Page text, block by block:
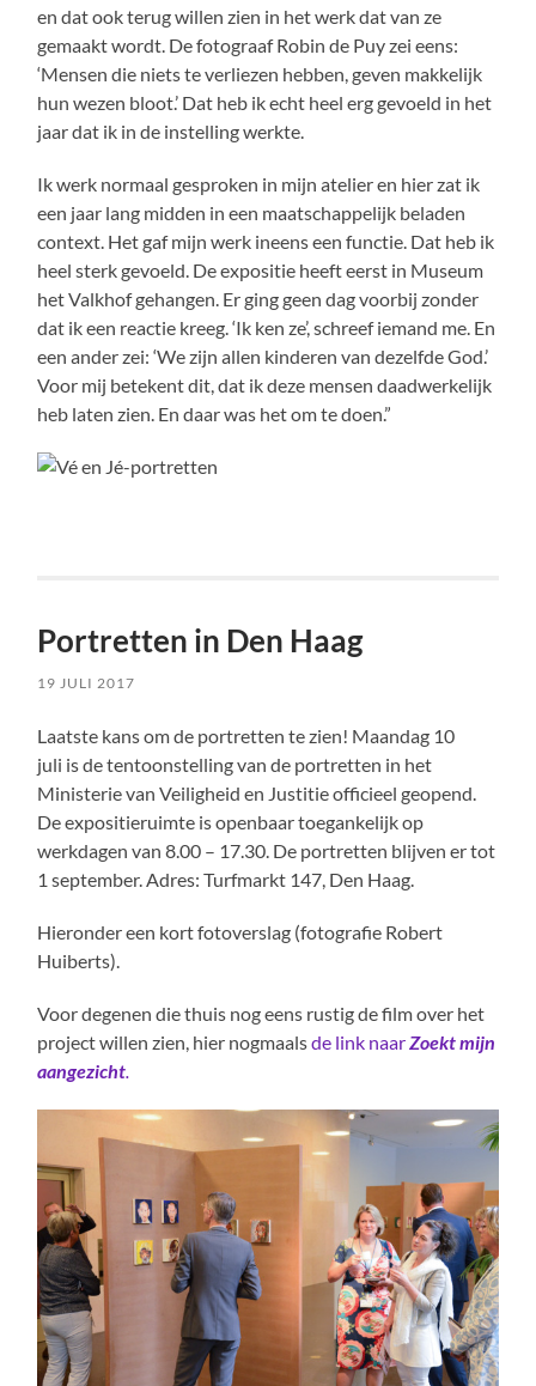
en dat ook terug willen zien in het werk dat van ze
gemaakt wordt. De fotograaf Robin de Puy zei eens:
‘Mensen die niets te verliezen hebben, geven makkelijk
hun wezen bloot.’ Dat heb ik echt heel erg gevoeld in het
jaar dat ik in de instelling werkte.
Ik werk normaal gesproken in mijn atelier en hier zat ik
een jaar lang midden in een maatschappelijk beladen
context. Het gaf mijn werk ineens een functie. Dat heb ik
heel sterk gevoeld. De expositie heeft eerst in Museum
het Valkhof gehangen. Er ging geen dag voorbij zonder
dat ik een reactie kreeg. ‘Ik ken ze’, schreef iemand me. En
een ander zei: ‘We zijn allen kinderen van dezelfde God.’
Voor mij betekent dit, dat ik deze mensen daadwerkelijk
heb laten zien. En daar was het om te doen.”
Portretten in Den Haag
19 JULI 2017
Laatste kans om de portretten te zien! Maandag 10
juli is de tentoonstelling van de portretten in het
Ministerie van Veiligheid en Justitie officieel geopend.
De expositieruimte is openbaar toegankelijk op
werkdagen van 8.00 – 17.30. De portretten blijven er tot
1 september. Adres: Turfmarkt 147, Den Haag.
Hieronder een kort fotoverslag (fotografie Robert
Huiberts).
Voor degenen die thuis nog eens rustig de film over het
project willen zien, hier nogmaalsde link naar Zoekt mijn
aangezicht